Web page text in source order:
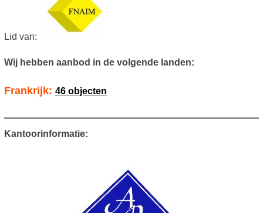
Lid van:
Wij hebben aanbod in de volgende landen:
Frankrijk: 46 objecten
Kantoorinformatie: